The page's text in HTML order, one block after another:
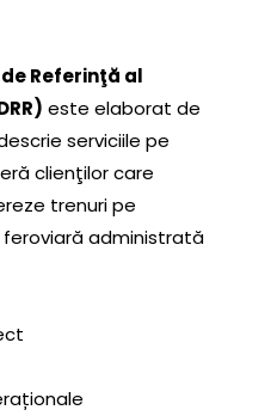
Referinţă al
este elaborat de
serviciile pe
clienţilor care
trenuri pe
administrată